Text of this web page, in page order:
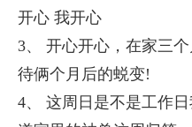
开心 我开心
3、 开心开心，在家三
待俩个月后的蜕变!
4、 这周日是不是工作